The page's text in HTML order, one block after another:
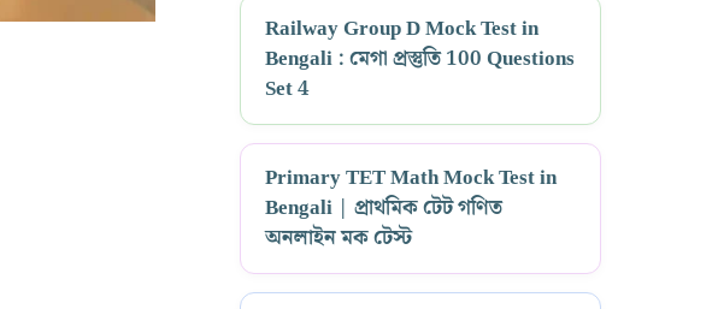
Railway Group D Mock Test in
Bengali : মেগা প্রস্তুতি 100 Questions
Set 4
Primary TET Math Mock Test in
Bengali | প্রাথমিক টেট গণিত
অনলাইন মক টেস্ট